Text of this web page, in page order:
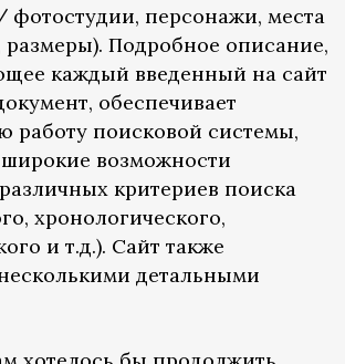
персонажи, места
размеры). Подробное описание,
каждый введенный на сайт
обеспечивает
работу поисковой системы,
широкие возможности
критериев поиска
хронологического,
и т.д.). Сайт также
детальными